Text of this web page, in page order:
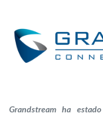
Grandstream ha